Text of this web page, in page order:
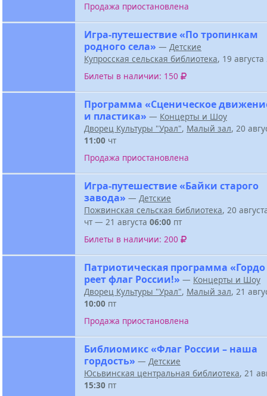
Продажа приостановлена
Игра-путешествие «По тропинкам
родного села» — Детские
Купросская сельская библиотека, 19
Билеты в наличии: 150
Программа «Сценическое
и пластика» — Концерты и Шоу
Дворец Культуры "Урал", Малый зал, 20
11:00 чт
Продажа приостановлена
Игра-путешествие «Байки старого
завода» — Детские
Пожвинская сельская библиотека, 20
чт — 21 августа 06:00 пт
Билеты в наличии: 200
Патриотическая программа «Гордо
реет флаг России!» — Концерты и Шоу
Дворец Культуры "Урал", Малый зал, 21
10:00 пт
Продажа приостановлена
Библиомикс «Флаг России – наша
гордость» — Детские
Юсьвинская центральная библиотека, 21
15:30 пт